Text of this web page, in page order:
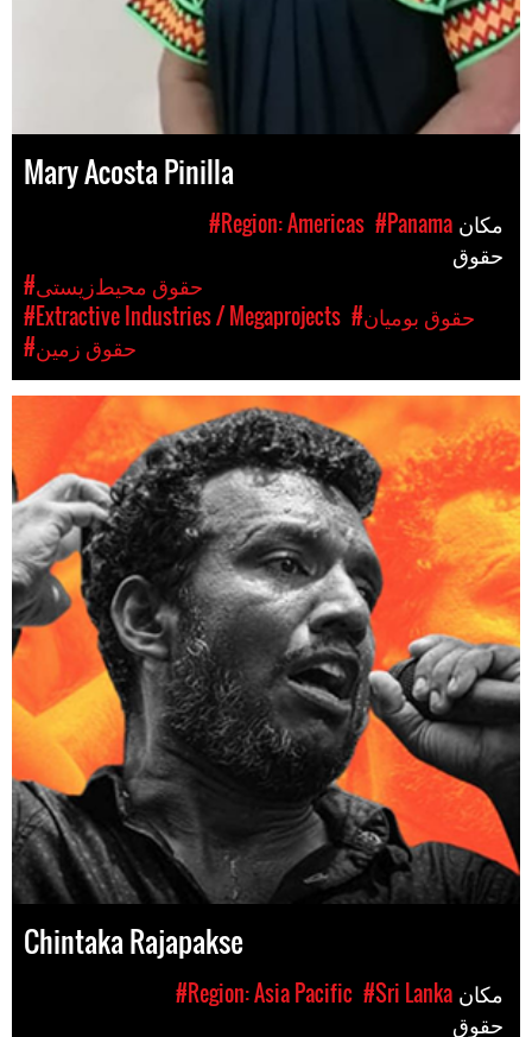
Mary Acosta Pinilla
#Region: Americas #Panama
#حقوق محیط‌زیستی
#Extractive Industries / Megaprojects
#حقوق بومیان
#حقوق زمین
Chintaka Rajapakse
#Region: Asia Pacific #Sri Lanka